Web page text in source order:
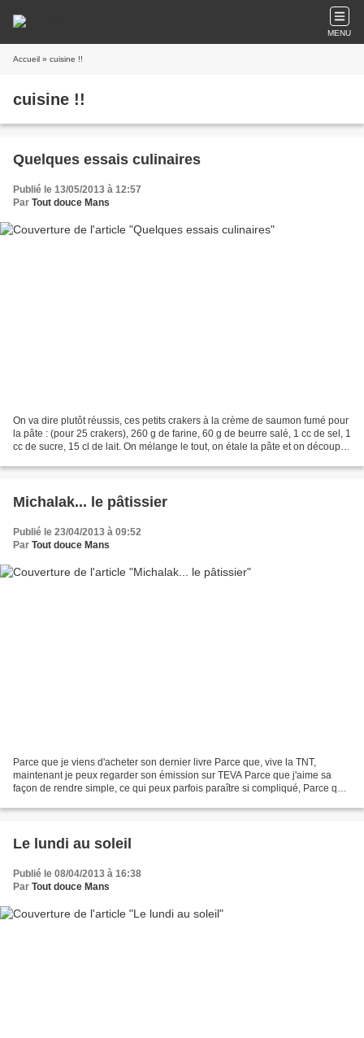
MENU
Accueil » cuisine !!
cuisine !!
Quelques essais culinaires
Publié le 13/05/2013 à 12:57
Par Tout douce Mans
On va dire plutôt réussis, ces petits crakers à la crème de saumon fumé pour
la pâte : (pour 25 crakers), 260 g de farine, 60 g de beurre salé, 1 cc de sel, 1
cc de sucre, 15 cl de lait. On mélange le tout, on étale la pâte et on découpe
Michalak... le pâtissier
Publié le 23/04/2013 à 09:52
Par Tout douce Mans
Parce que je viens d'acheter son dernier livre Parce que, vive la TNT,
maintenant je peux regarder son émission sur TEVA Parce que j'aime sa
façon de rendre simple, ce qui peux parfois paraître si compliqué, Parce qu'il
Le lundi au soleil
Publié le 08/04/2013 à 16:38
Par Tout douce Mans